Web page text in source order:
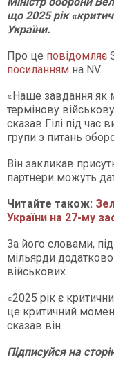
що 2025 рік
України.
Про це повідомляє
посиланням на NV.
«Наше завдання як
термінову
сказав Гілі під час
групи з питань
Він закликав
партнери можуть
Читайте також:
України на 27-му
За його словами, під
мільярди
військових.
«2025 рік є
це критичний
сказав він.
Підписуйся на